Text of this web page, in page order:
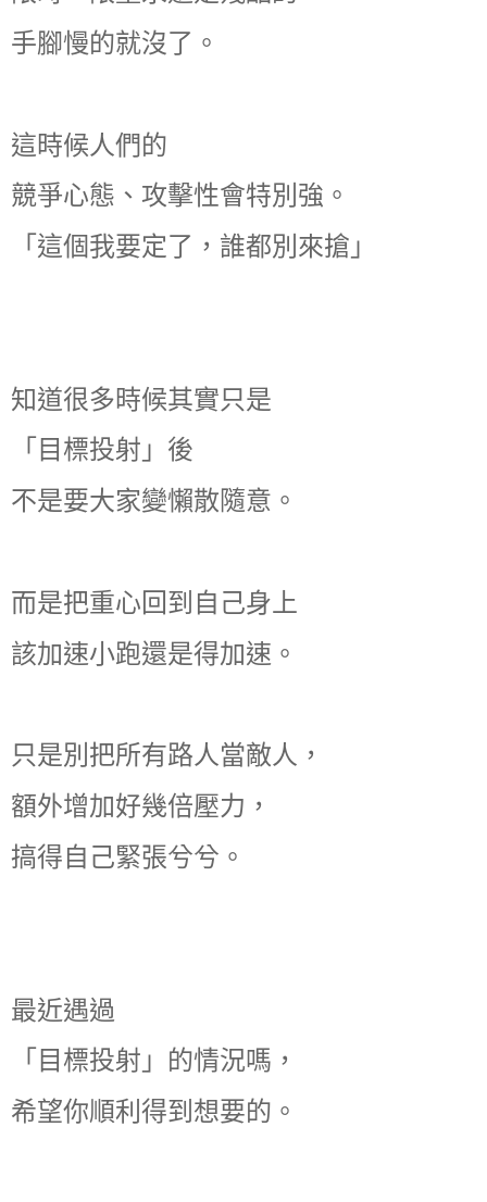
手腳慢的就沒了。
這時候人們的
競爭心態、攻擊性會特別強。
「這個我要定了，誰都別來搶」
知道很多時候其實只是
「目標投射」後
不是要大家變懶散隨意。
而是把重心回到自己身上
該加速小跑還是得加速。
只是別把所有路人當敵人，
額外增加好幾倍壓力，
搞得自己緊張兮兮。
最近遇過
「目標投射」的情況嗎，
希望你順利得到想要的。